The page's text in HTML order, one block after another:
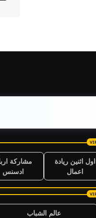
اول اثنين ريادة
اعمال
مشاركة
ادسنس
عالم الشباب